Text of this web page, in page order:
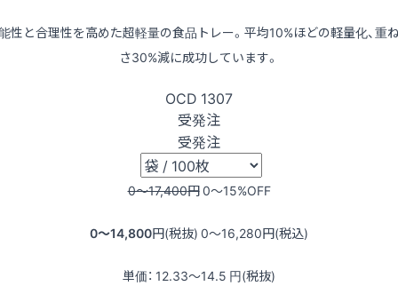
性と合理性を高めた超軽量の食品トレー。平均10%ほどの軽量化、重
さ30%減に成功しています。
OCD 1307
受発注
受発注
0〜17,400円0〜15%OFF
0〜14,800円(税抜) 0〜16,280円(税込)
単価： 12.33〜14.5 円(税抜)